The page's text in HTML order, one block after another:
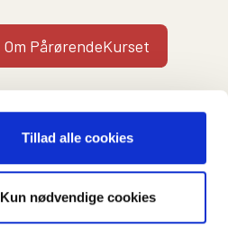
Tillad alle cookies
Kun nødvendige cookies
Om PårørendeKurset